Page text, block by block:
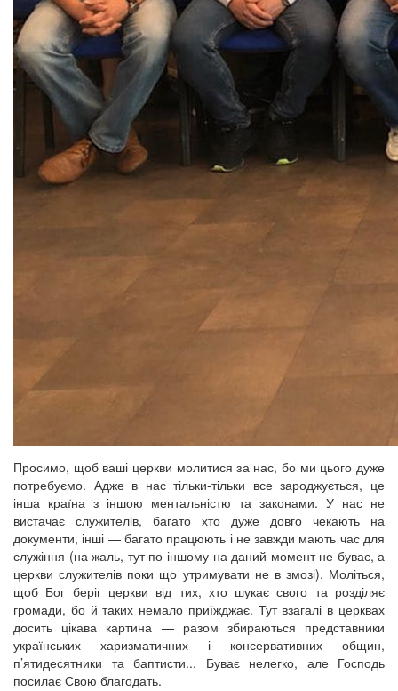
Просимо, щоб ваші церкви молитися за нас, бо ми цього дуже
потребуємо. Адже в нас тільки-тільки все зароджується, це
інша країна з іншою ментальністю та законами. У нас не
вистачає служителів, багато хто дуже довго чекають на
документи, інші — багато працюють і не завжди мають час для
служіння (на жаль, тут по-іншому на даний момент не буває, а
церкви служителів поки що утримувати не в змозі). Моліться,
щоб Бог беріг церкви від тих, хто шукає свого та розділяє
громади, бо й таких немало приїжджає. Тут взагалі в церквах
досить цікава картина — разом збираються представники
українських харизматичних і консервативних общин,
п’ятидесятники та баптисти... Буває нелегко, але Господь
посилає Свою благодать.